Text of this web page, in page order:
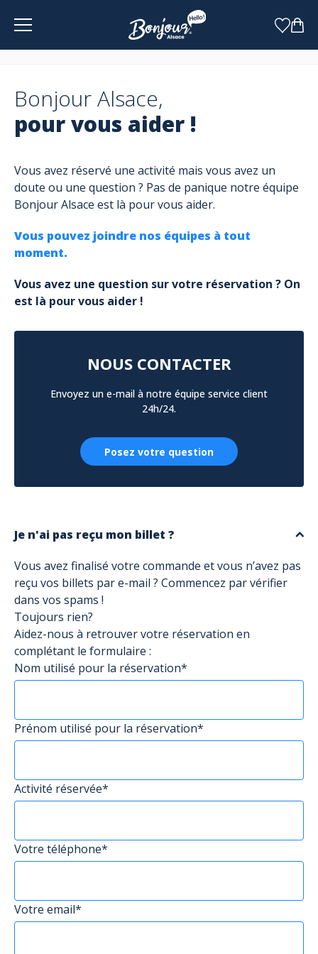
Bonjour Alsace,
pour vous aider !
Vous avez réservé une activité mais vous avez un
doute ou une question ? Pas de panique notre équipe
Bonjour Alsace est là pour vous aider.
Vous pouvez joindre nos équipes à tout
moment.
Vous avez une question sur votre réservation ? On
est là pour vous aider !
NOUS CONTACTER
Envoyez un e-mail à notre équipe service client
24h/24.
Posez votre question
Je n'ai pas reçu mon billet ?
Vous avez finalisé votre commande et vous n’avez pas
reçu vos billets par e-mail ? Commencez par vérifier
dans vos spams !
Toujours rien?
Aidez-nous à retrouver votre réservation en
complétant le formulaire :
Nom utilisé pour la réservation*
Prénom utilisé pour la réservation*
Activité réservée*
Votre téléphone*
Votre email*